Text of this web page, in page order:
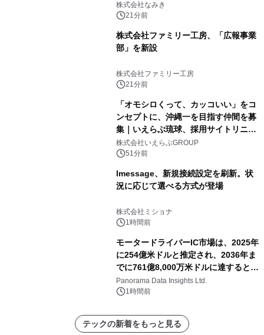
株式会社なみき
21分前
株式会社ファミリー工房、「広報事業
部」を新設
株式会社ファミリー工房
21分前
「オモシロくって、カッコいい」をコ
ンセプトに、沖縄一を目指す仲間を募
集｜いえらぶ琉球、採用サイトリニュ
ーアル
株式会社いえらぶGROUP
51分前
lmessage、新規接続設定を刷新。状
況に応じて選べる方式が登場
株式会社ミショナ
1時間前
モータードライバーIC市場は、2025年
に254億米ドルと推定され、2036年ま
でに761億8,000万米ドルに達すると予
測されており、予測期間（2026年～
2036年）において年平均成長率
Panorama Data Insights Ltd.
1時間前
テックの新着をもっと見る